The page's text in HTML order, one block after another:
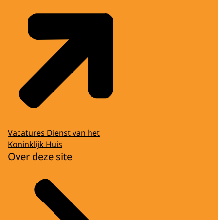
Vacatures Dienst van het
Koninklijk Huis
Over deze site